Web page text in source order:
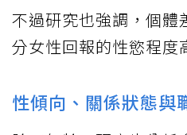
不過研究也強調，個體
分女性回報的性慾程度
性傾向、關係狀態與